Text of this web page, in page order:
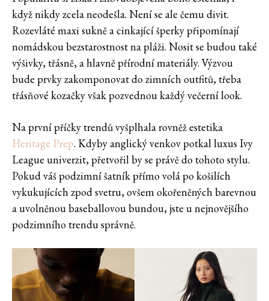
když nikdy zcela neodešla. Není se ale čemu divit.
Rozevláté maxi sukně a cinkající šperky připomínají
nomádskou bezstarostnost na pláži. Nosit se budou také
výšivky, třásně, a hlavně přírodní materiály. Výzvou
bude prvky zakomponovat do zimních outfitů, třeba
třásňové kozačky však pozvednou každý večerní look.
Na první příčky trendů vyšplhala rovněž estetika
Heritage Prep. Kdyby anglický venkov potkal luxus Ivy
League univerzit, přetvořil by se právě do tohoto stylu.
Pokud váš podzimní šatník přímo volá po košilích
vykukujících zpod svetru, ovšem okořeněných barevnou
a uvolněnou baseballovou bundou, jste u nejnovějšího
podzimního trendu správně.